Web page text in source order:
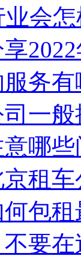
会
2022
务有
一
哪
租车
包
要